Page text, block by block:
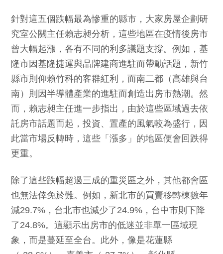
針對這五個跌幅最為慘重的縣市，大家房屋企劃研
究室公關主任賴志昶分析，這些地區在疫情後房市
曾大幅起漲，各有不同的利多議題支撐。例如，基
隆市因基隆捷運與品牌建商進駐而帶動話題，新竹
縣市則仰賴竹科的客群紅利，而南二都（高雄與台
南）則因半導體產業的進駐而創造出房市熱潮。然
而，賴志昶主任進一步指出，由於這些區域過去依
託房市話題而起，投資、置產的風氣較為盛行，因
此當市場反轉時，這些「漲多」的地區便會回跌得
更重。
除了這些跌幅超過三成的重災區之外，其他都會區
也無法倖免於難。例如，新北市的買賣移轉棟數年
減29.7%，台北市也減少了24.9%，台中市則下降
了24.8%。這顯示出房市的低迷並非單一區域現
象，而是蔓延至全台。此外，像是花蓮縣